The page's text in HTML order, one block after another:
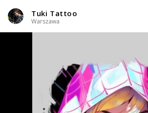
TATTOOARTIST
Tuki Tattoo
Warszawa
: Irezumi (Japoński) / Neo-
Newschool / Graffiti / Cartoon / Realizm /
więcej
Tuki Tattoo
Warszawa